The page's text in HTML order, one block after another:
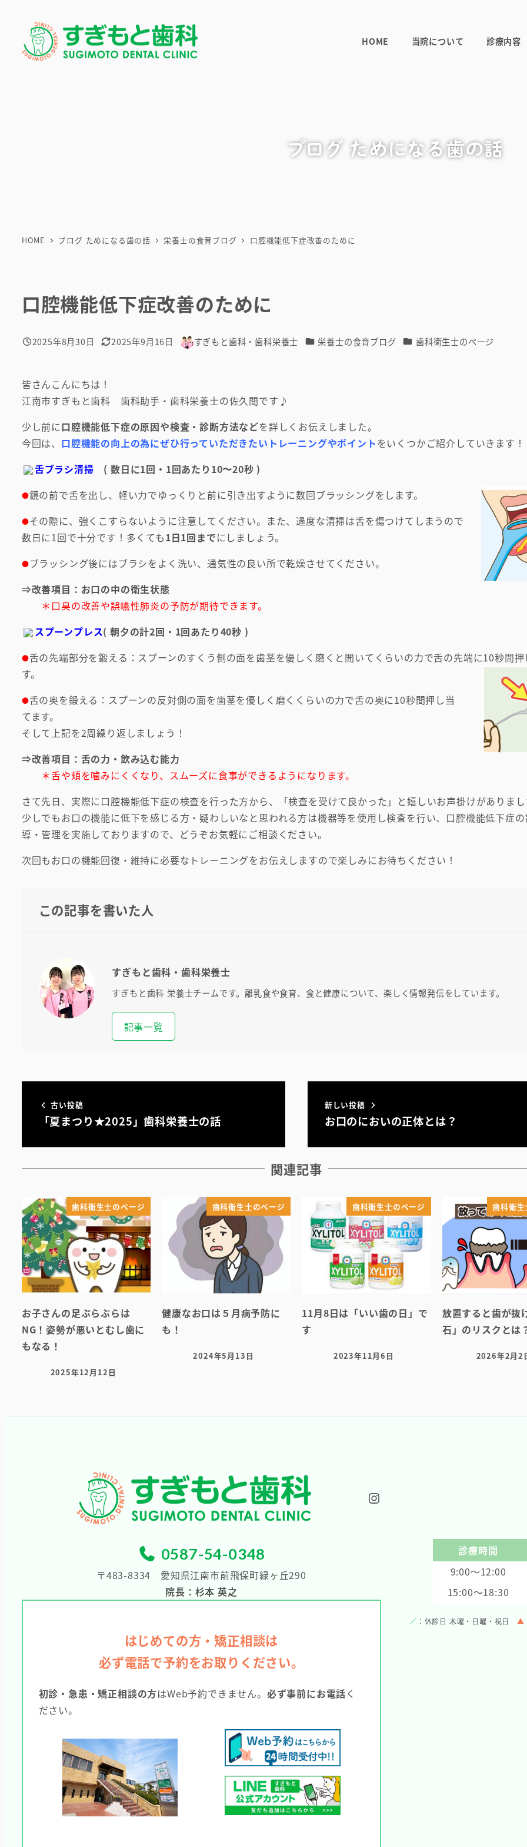
HOME 当院について 診療内容
ブログ ためになる歯の話
HOME ブログ ためになる歯の話 栄養士の食育ブログ 口腔機能低下症改善のために
口腔機能低下症改善のために
投稿日
2025年8月30日
更新日
2025年9月16日
著
すぎもと歯科・歯科栄養士 カテゴリー
栄養士の食育ブログ カテゴリー
歯科衛生士のページ
皆さんこんにちは！
江南市すぎもと歯科 歯科助手・歯科栄養士の佐久間です♪
少し前に口腔機能低下症の原因や検査・診断方法などを詳しくお伝えしました。
今回は、 口腔機能の向上の為にぜひ行っていただきたいトレーニングやポイントをいくつかご紹介していきます！
舌ブラシ清掃
( 数日に1回・1回あたり10〜20秒 )
●鏡の前で舌を出し、軽い力でゆっくりと前に引き出すように数回ブラッシングをします。
●その際に、強くこすらないように注意してください。また、過度な清掃は舌を傷つけてしまうので
数日に1回で十分です！多くても1日1回までにしましょう。
●ブラッシング後にはブラシをよく洗い、通気性の良い所で乾燥させてください。
⇒改善項目：お口の中の衛生状態
＊口臭の改善や誤嚥性肺炎の予防が期待できます。
スプーンプレス( 朝夕の計2回・1回あたり40秒 )
●舌の先端部分を鍛える：スプーンのすくう側の面を歯茎を優しく磨くと聞いてくらいの力で舌の先端に10秒間押
す。
●舌の奥を鍛える：スプーンの反対側の面を歯茎を優しく磨くくらいの力で舌の奥に10秒間押し当
てます。
そして上記を2周繰り返しましょう！
⇒改善項目：舌の力・飲み込む能力
＊舌や頬を噛みにくくなり、スムーズに食事ができるようになります。
さて先日、実際に口腔機能低下症の検査を行った方から、「検査を受けて良かった」と嬉しいお声掛けがありま
少しでもお口の機能に低下を感じる方・疑わしいなと思われる方は機器等を使用し検査を行い、口腔機能低下症
導・管理を実施しておりますので、どうぞお気軽にご相談ください。
次回もお口の機能回復・維持に必要なトレーニングをお伝えしますので楽しみにお待ちください！
この記事を書いた人
すぎもと歯科・歯科栄養士
すぎもと歯科 栄養士チームです。離乳食や食育、食と健康について、楽しく情報発信をしています。
記事一覧
古い投稿
「夏まつり★2025」歯科栄養士の話
新しい投稿
お口のにおいの正体とは？
関連記事
歯科衛生士のページ
お子さんの足ぶらぶらは
NG！姿勢が悪いとむし歯に
もなる！
投稿日
2025年12月12日
歯科衛生士のページ
健康なお口は５月病予防に
も！
投稿日
2024年5月13日
歯科衛生士のページ
11月8日は「いい歯の日」で
す
投稿日
2023年11月6日
歯科衛生
放置すると歯が抜
石」のリスクとは
投稿日
2026年2月2
Instagram
0587-54-0348
〒483-8334 愛知県江南市前飛保町緑ヶ丘290
院長：杉本 英之
はじめての方・矯正相談は
必ず電話で予約をお取りください。
初診・急患・矯正相談の方はWeb予約できません。 必ず事前にお電話く
ださい。
診療時間
9:00～12:00
15:00～18:30
／ ：休診日 木曜・日曜・祝日▲